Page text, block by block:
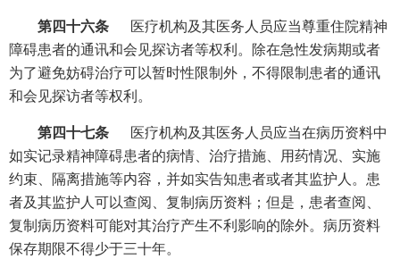
第四十六条
医疗机构及其医务人员应当尊重住院精神
障碍患者的通讯和会见探访者等权利。除在急性发病期或者
为了避免妨碍治疗可以暂时性限制外，不得限制患者的通讯
和会见探访者等权利。
第四十七条
医疗机构及其医务人员应当在病历资料中
如实记录精神障碍患者的病情、治疗措施、用药情况、实施
约束、隔离措施等内容，并如实告知患者或者其监护人。患
者及其监护人可以查阅、复制病历资料；但是，患者查阅、
复制病历资料可能对其治疗产生不利影响的除外。病历资料
保存期限不得少于三十年。